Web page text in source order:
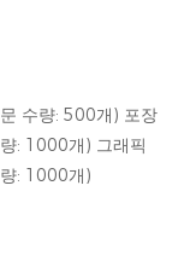
수량: 500개) 포장
: 1000개) 그래픽
: 1000개)